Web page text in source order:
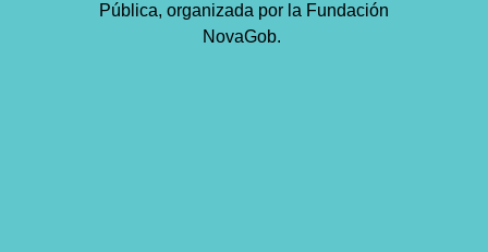
Pública, organizada por la Fundación
NovaGob.